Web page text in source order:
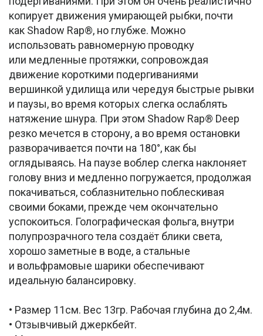
копирует движения умирающей рыбки, почти
как Shadow Rap®, но глубже. Можно
использовать равномерную проводку
или медленные протяжки, сопровождая
движение короткими подергиваниями
вершинкой удилища или чередуя быстрые рывки
и паузы, во время которых слегка ослаблять
натяжение шнура. При этом Shadow Rap® Deep
резко мечется в сторону, а во время остановки
разворачивается почти на 180°, как бы
оглядываясь. На паузе воблер слегка наклоняет
голову вниз и медленно погружается, продолжая
покачиваться, соблазнительно поблескивая
своими боками, прежде чем окончательно
успокоиться. Голографическая фольга, внутри
полупрозрачного тела создаёт блики света,
хорошо заметные в воде, а стальные
и вольфрамовые шарики обеспечивают
идеальную балансировку.
• Размер 11см. Вес 13гр. Рабочая глубина до 2,4м.
• Отзывчивый джеркбейт.